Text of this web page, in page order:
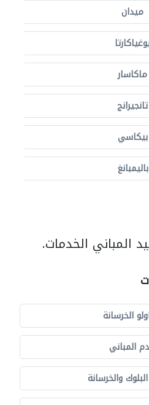
ميدان
ماكاسار
تانجيرانج
بيكاسي
باليمبانغ
المباني الخدمات.
الخرسانة
المباني
والخرسانة